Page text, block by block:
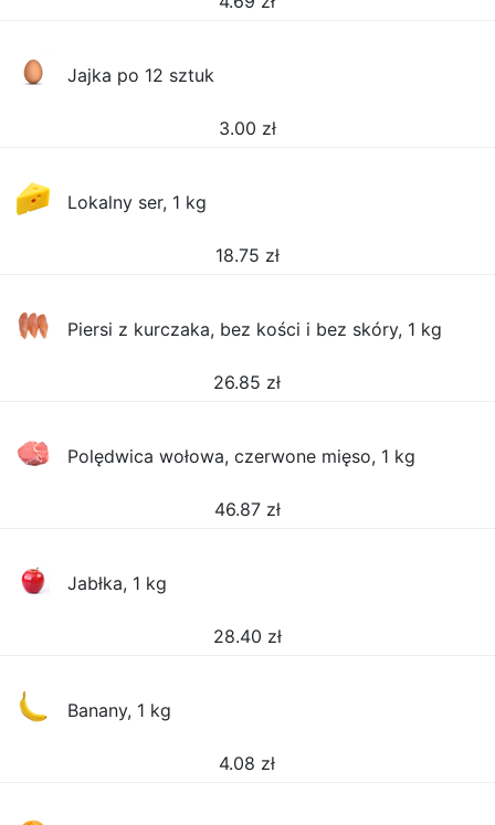
Jajka po 12 sztuk
3.00 zł
Lokalny ser, 1 kg
18.75 zł
Piersi z kurczaka, bez kości i bez skóry, 1 kg
26.85 zł
Polędwica wołowa, czerwone mięso, 1 kg
46.87 zł
Jabłka, 1 kg
28.40 zł
Banany, 1 kg
4.08 zł